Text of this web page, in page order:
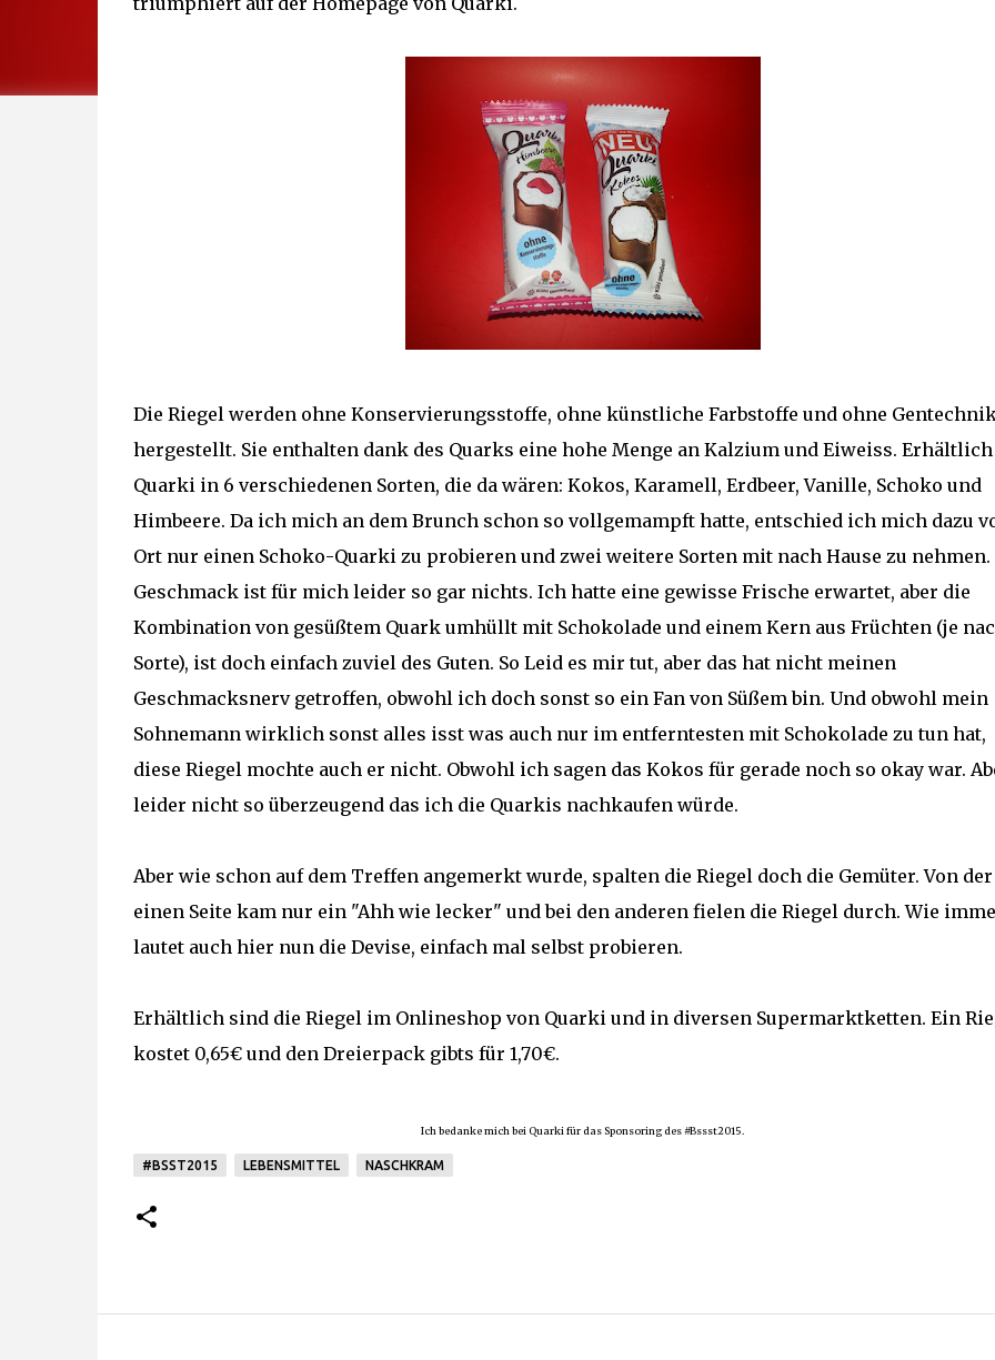
Die Riegel werden ohne Konservierungsstoffe, ohne künstliche Farbstoffe und ohne
hergestellt. Sie enthalten dank des Quarks eine hohe Menge an Kalzium und Eiweiss.
Quarki in 6 verschiedenen Sorten, die da wären: Kokos, Karamell, Erdbeer, Vanille, Schoko und
Himbeere. Da ich mich an dem Brunch schon so vollgemampft hatte, entschied ich mich dazu
Ort nur einen Schoko-Quarki zu probieren und zwei weitere Sorten mit nach Hause zu nehmen.
Geschmack ist für mich leider so gar nichts. Ich hatte eine gewisse Frische erwartet, aber die
Kombination von gesüßtem Quark umhüllt mit Schokolade und einem Kern aus Früchten (je
Sorte), ist doch einfach zuviel des Guten. So Leid es mir tut, aber das hat nicht meinen
Geschmacksnerv getroffen, obwohl ich doch sonst so ein Fan von Süßem bin. Und obwohl mein
Sohnemann wirklich sonst alles isst was auch nur im entferntesten mit Schokolade zu tun hat,
diese Riegel mochte auch er nicht. Obwohl ich sagen das Kokos für gerade noch so okay war.
leider nicht so überzeugend das ich die Quarkis nachkaufen würde.
Aber wie schon auf dem Treffen angemerkt wurde, spalten die Riegel doch die Gemüter. Von der
einen Seite kam nur ein "Ahh wie lecker" und bei den anderen fielen die Riegel durch. Wie
lautet auch hier nun die Devise, einfach mal selbst probieren.
Erhältlich sind die Riegel im Onlineshop von Quarki und in diversen Supermarktketten. Ein
kostet 0,65€ und den Dreierpack gibts für 1,70€.
Ich bedanke mich bei Quarki für das Sponsoring des #Bssst2015.
#BSST2015 LEBENSMITTEL NASCHKRAM